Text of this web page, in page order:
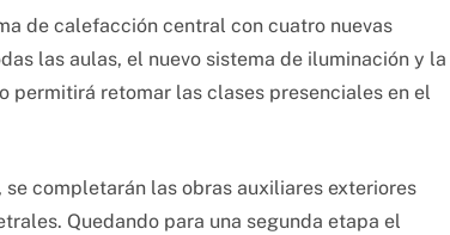
de calefacción central con cuatro nuevas
las aulas, el nuevo sistema de iluminación y la
permitirá retomar las clases presenciales en el
completarán las obras auxiliares exteriores
Quedando para una segunda etapa el